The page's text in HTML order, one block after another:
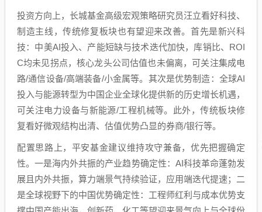
投资方向上，长城基金高级宏观策略研究员汪立看好科技、
制造主线，传统修复板块也有望迎来改善。首先是新兴科
技：中美AI投入、产能短缺与技术迭代加快，库销比、ROI
C均未见拐点，核心龙头公司估值也未偏离，可关注集成电
路/通信设备/高端装备/小金属等。其次是优势制造：全球AI
投入与能源转型为中国企业全球化提供新的历史增长机遇，
可关注电力设备与新能源/工程机械等。此外，传统板块修
复看好微观结构出清、估值优势凸显的券商/银行等。
配置思路上，平安基金建议维持攻守兼备，优先把握确定
性。一是海内外共振的产业趋势确定性：AI科技革命蓬勃发
展且内外共振，算力端景气持续验证，应用端迭代提速；二
是全球视野下的中国优势确定性：工程师红利与成本优势支